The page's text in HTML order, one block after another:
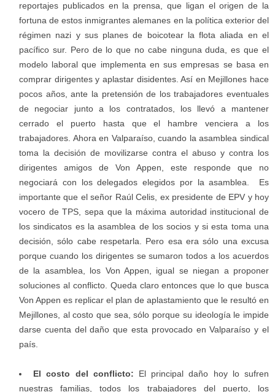
reportajes publicados en la prensa, que ligan el origen de la
fortuna de estos inmigrantes alemanes en la política exterior del
régimen nazi y sus planes de boicotear la flota aliada en el
pacífico sur. Pero de lo que no cabe ninguna duda, es que el
modelo laboral que implementa en sus empresas se basa en
comprar dirigentes y aplastar disidentes. Así en Mejillones hace
pocos años, ante la pretensión de los trabajadores eventuales
de negociar junto a los contratados, los llevó a mantener
cerrado el puerto hasta que el hambre venciera a los
trabajadores. Ahora en Valparaíso, cuando la asamblea sindical
toma la decisión de movilizarse contra el abuso y contra los
dirigentes amigos de Von Appen, este responde que no
negociará con los delegados elegidos por la asamblea. Es
importante que el señor Raúl Celis, ex presidente de EPV y hoy
vocero de TPS, sepa que la máxima autoridad institucional de
los sindicatos es la asamblea de los socios y si esta toma una
decisión, sólo cabe respetarla. Pero esa era sólo una excusa
porque cuando los dirigentes se sumaron todos a los acuerdos
de la asamblea, los Von Appen, igual se niegan a proponer
soluciones al conflicto. Queda claro entonces que lo que busca
Von Appen es replicar el plan de aplastamiento que le resultó en
Mejillones, al costo que sea, sólo porque su ideología le impide
darse cuenta del daño que esta provocado en Valparaíso y el
país.
El costo del conflicto: El principal daño hoy lo sufren
nuestras familias, todos los trabajadores del puerto, los